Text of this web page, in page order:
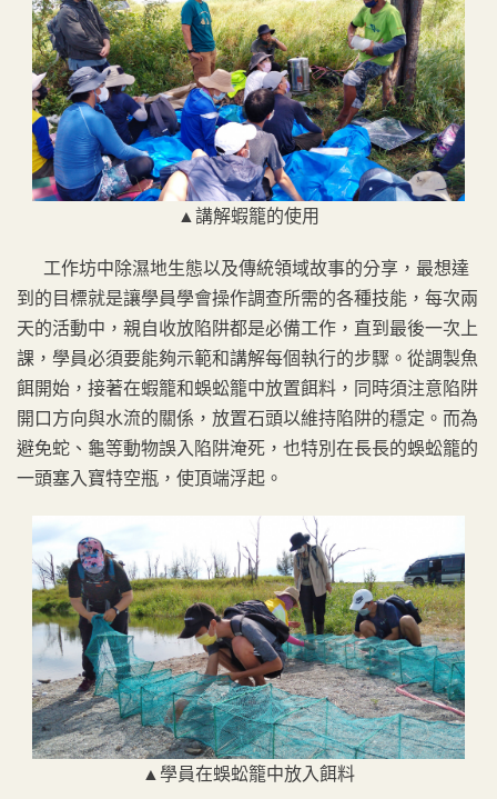
▲講解蝦籠的使用
工作坊中除濕地生態以及傳統領域故事的分享，最想達
到的目標就是讓學員學會操作調查所需的各種技能，每次兩
天的活動中，親自收放陷阱都是必備工作，直到最後一次上
課，學員必須要能夠示範和講解每個執行的步驟。從調製魚
餌開始，接著在蝦籠和蜈蚣籠中放置餌料，同時須注意陷阱
開口方向與水流的關係，放置石頭以維持陷阱的穩定。而為
避免蛇、龜等動物誤入陷阱淹死，也特別在長長的蜈蚣籠的
一頭塞入寶特空瓶，使頂端浮起。
▲學員在蜈蚣籠中放入餌料